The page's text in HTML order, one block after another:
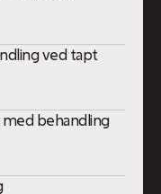
ved tapt
med behandling